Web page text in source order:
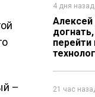
4 дня назад
21 час
–